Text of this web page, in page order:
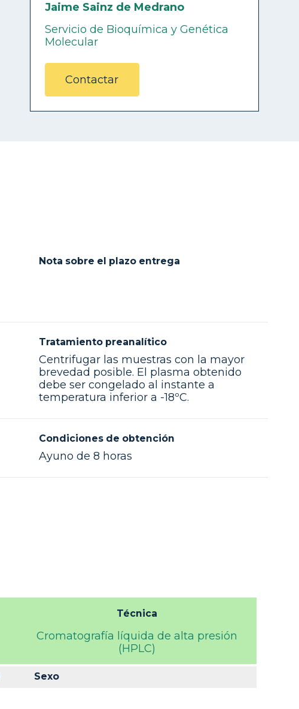
Jaime Sainz de Medrano
Servicio de Bioquímica y Genética
Molecular
Contactar
Nota sobre el plazo entrega
Tratamiento preanalítico
Centrifugar las muestras con la mayor
brevedad posible. El plasma obtenido
debe ser congelado al instante a
temperatura inferior a -18ºC.
Condiciones de obtención
Ayuno de 8 horas
Técnica
Cromatografía líquida de alta presión
(HPLC)
Sexo